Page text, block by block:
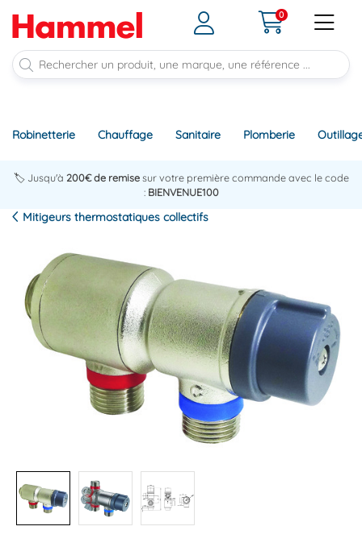
0
Robinetterie Chauffage Sanitaire Plomberie
🏷️ Jusqu'à 200€ de remisesur votre première commande avec le code
: BIENVENUE100
Mitigeurs thermostatiques collectifs